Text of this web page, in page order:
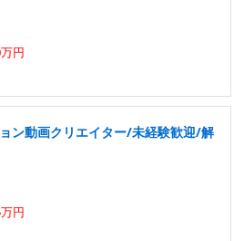
円
ン動画クリエイター/未経験歓迎/解
円